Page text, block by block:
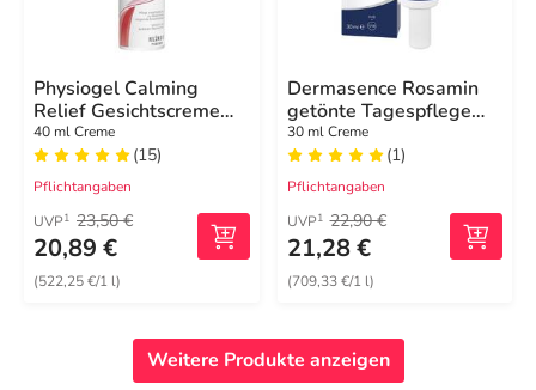
Physiogel Calming
Relief Gesichtscreme
für empfindliche Haut
40 ml Creme
(15)
Pflichtangaben
UVP1 23,50 €
20,89 €
(522,25 €/1 l)
Dermasence Rosamin
getönte Tagespflege
hell LSF 50
30 ml Creme
(1)
Pflichtangaben
UVP1 22,90 €
21,28 €
(709,33 €/1 l)
Weitere Produkte anzeigen